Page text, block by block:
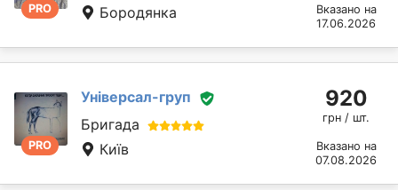
PRO
Бородянка
Вказано на
17.06.2026
PRO
Універсал-груп
Бригада
Київ
920
грн / шт.
Вказано на
07.08.2026